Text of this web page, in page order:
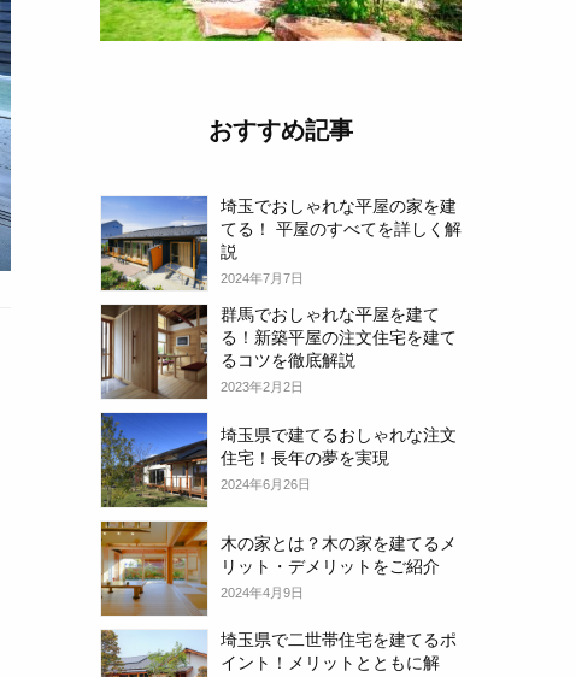
おすすめ記事
埼玉でおしゃれな平屋の家を建
てる！ 平屋のすべてを詳しく解
説
2024年7月7日
群馬でおしゃれな平屋を建て
る！新築平屋の注文住宅を建て
るコツを徹底解説
2023年2月2日
埼玉県で建てるおしゃれな注文
住宅！長年の夢を実現
2024年6月26日
木の家とは？木の家を建てるメ
リット・デメリットをご紹介
2024年4月9日
埼玉県で二世帯住宅を建てるポ
イント！メリットとともに解